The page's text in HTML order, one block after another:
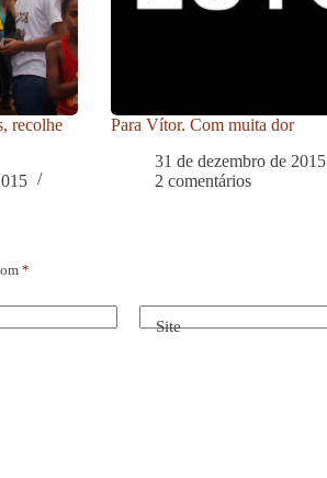
recolhe
Para Vítor. Com muita dor
31 de dezembro de 2015
2 comentários
*
Site